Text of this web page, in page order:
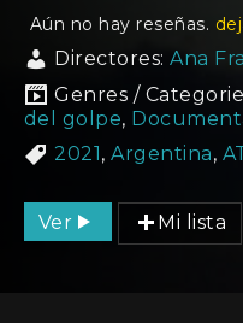
Aún no hay reseñas.
Directores:Ana
Genres /
del golpe,
2021,Argentina,
Ver Mi lista